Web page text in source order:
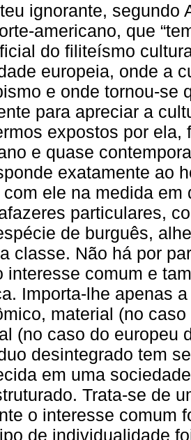
ignorante, segundo
americano, que
do filiteísmo
europeia, onde a
e onde tornou-se
para apreciar a
expostos por ela,
e quase
exatamente ao
com ele na medida
particulares,
de burguês,
classe. Não há por
interesse comum e
Importa-lhe apenas
material (no
(no caso do europeu
desintegrado tem
em uma
Trata-se de
o interesse comum
de individualidade